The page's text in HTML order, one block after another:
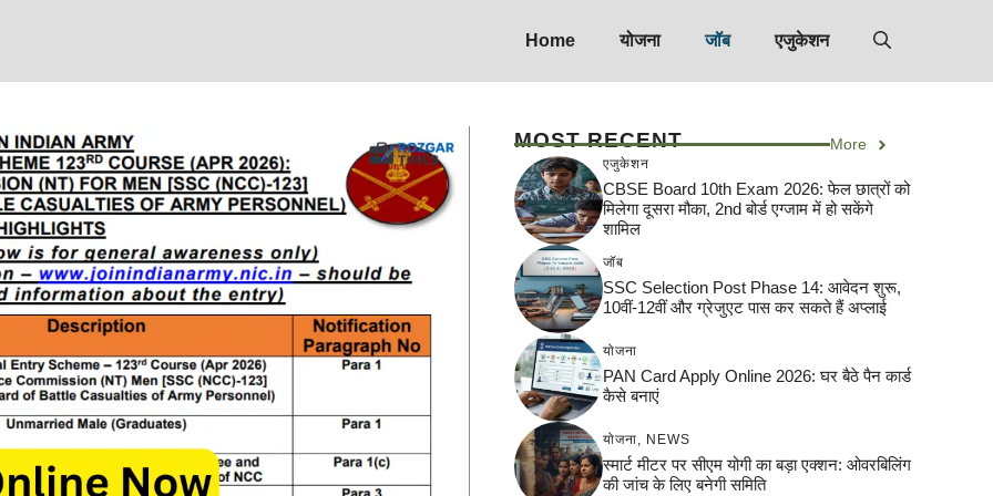
Home योजना जॉब एजुकेशन
MOST RECENT More
एजुकेशन
CBSE Board 10th Exam 2026: फेल छात्रों को
मिलेगा दूसरा मौका, 2nd बोर्ड एग्जाम में हो सकेंगे
शामिल
जॉब
SSC Selection Post Phase 14: आवेदन शुरू,
10वीं-12वीं और ग्रेजुएट पास कर सकते हैं अप्लाई
योजना
PAN Card Apply Online 2026: घर बैठे पैन कार्ड
कैसे बनाएं
योजना NEWS
स्मार्ट मीटर पर सीएम योगी का बड़ा एक्शन: ओवरबिलिंग
की जांच के लिए बनेगी समिति